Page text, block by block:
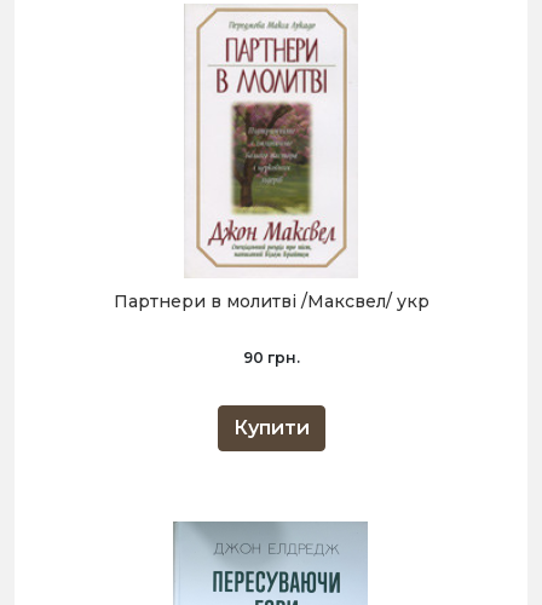
Партнери в молитві /Максвел/ укр
90 грн.
Купити